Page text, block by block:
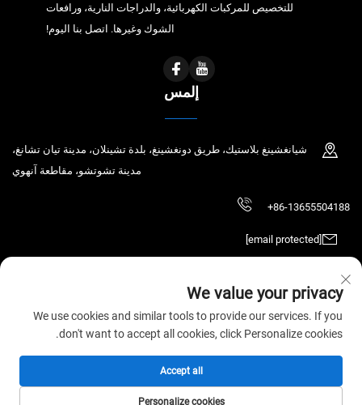
للتخصيص للمركبات الكهربائية، والدراجات النارية، ورافعات
الشوك وغيرها. اتصل بنا اليوم!
إلمس
شيانغشينغ بلاستيك، طريق دونغشينغ، بلدة تشينلان، مدينة تيان تشانغ،
مدينة تشوتشو، مقاطعة آنهوي
+86-13655504188
[email protected]
حقوق الطبع والنشر © 2026 شركة Tianchang Chaochen للتكنولوجيا الإلكترونية
المحدودة. جميع الحقوق محفوظة. سياسة الخصوصية
We value your privacy
We use cookies and similar tools to provide our services. If you
don't want to accept all cookies, click Personalize cookies.
Personalize cookies
Accept all